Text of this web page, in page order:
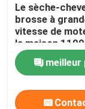
Le sèche-
brosse à
vitesse de
la maison
adapté aux
client meilleur